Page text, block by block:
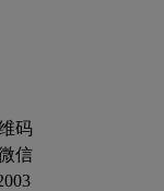
码
信